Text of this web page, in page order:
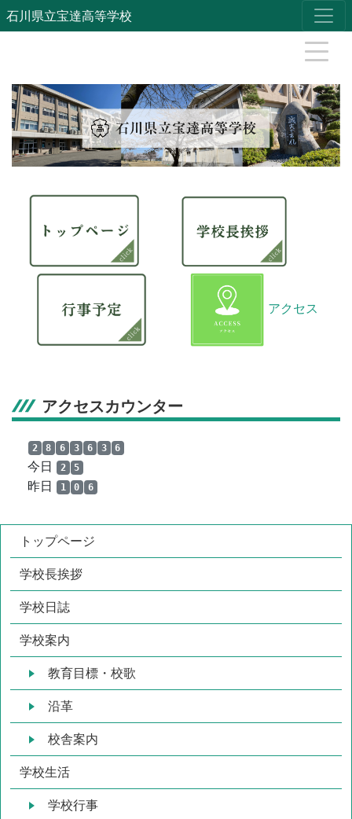
石川県立宝達高等学校
アクセス
アクセスカウンター
2 8 6 3 6 3 6
今日 2 5
昨日 1 0 6
トップページ
学校長挨拶
学校日誌
学校案内
教育目標・校歌
沿革
校舎案内
学校生活
学校行事